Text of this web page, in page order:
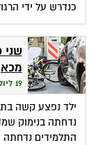
כנדרש על ידי
שני
19 ליולי 2026
ילד נפצע קשה
נדחתה בנימוק
התלמידים נדחתה